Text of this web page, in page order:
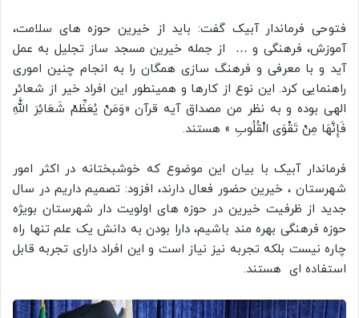
فتوحی فرماندار آبیک گفت: باید از خیرین حوزه های سلامت،
آموزش، فرهنگی و … از جمله خیرین مسجد ساز تجلیل به عمل
آید و با معرفی و فرهنگ سازی همگان را به انجام چنین اموری
راهنمایی کرد. این نوع از کارها و همینطور این افراد خیر از شعائر
الهی بوده و به نظر من مصداق آیه قرآن «وَمَنْ يُعَظِّمْ شَعَائِرَ اللَّهِ
فَإِنَّهَا مِنْ تَقْوَى الْقُلُوبِ » هستند.
فرماندار آبیک با بیان این موضوع که خوشبختانه در اکثر امور
شهرستان ، خیرین حضور فعال دارند، افزود: تصمیم داریم در سال
جدید از ظرفیت خیرین در حوزه های اولویت دار شهرستان بویژه
حوزه فرهنگی بهره مند باشیم، دارا بودن به دانش یک علم تنها راه
چاره نیست بلکه تجربه نیز نیاز است و این افراد دارای تجربه قابل
استفاده ای هستند.